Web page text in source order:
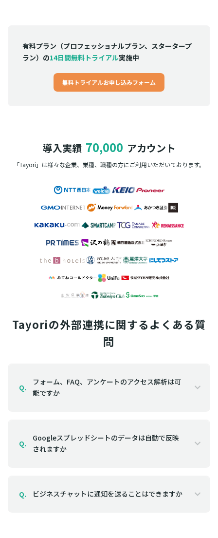
有料プラン（プロフェッショナルプラン、スタータープ
ラン）の14日間無料トライアル実施中
無料トライアルお申し込みフォーム
導入実績 70,000 アカウント
「Tayori」は様々な企業、業種、職種の方に ご利用いただいております。
Tayoriの外部連携に関するよくある質
問
Q.
フォーム、FAQ、アンケートのアクセス解析は可
能ですか
Q.
Googleスプレッドシートのデータは自動で反映
されますか
Q. ビジネスチャットに通知を送ることはできますか